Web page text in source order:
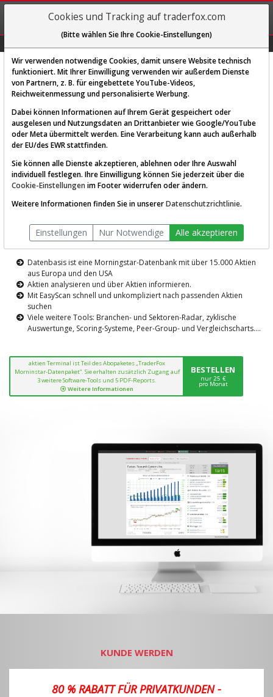
REGIS-
TRIEREN
Diese Funktion ist nur für
AKTIEN-TERMINAL
Die Aktienanalyse-Plattform von
TraderFox
Datenbasis ist eine Morningstar-Datenbank mit über 15.000 Aktien
aus Europa und den USA
Aktien analysieren und über Aktien informieren.
Mit EasyScan schnell und unkompliziert nach passenden Aktien
suchen
Viele weitere Tools: Branchen- und Sektoren-Radar, zyklische
Auswertunge, Scoring-Systeme, Peer-Group- und Vergleichscharts....
aktien Terminal ist Teil des Abopaketes „TraderFox
Morninstar-Datenpaket“. Sie erhalten zusätzlich Zugang auf
3 weitere Software-Tools und 5 PDF-Reports.
Weitere Informationen
BESTELLEN
nur 25 €
pro Monat
KUNDE WERDEN
80 % RABATT FÜR PRIVATKUNDEN -
Cookies und Tracking auf traderfox.com
(Bitte wählen Sie Ihre Cookie-Einstellungen)
Wir verwenden notwendige Cookies, damit unsere Website technisch
funktioniert. Mit Ihrer Einwilligung verwenden wir außerdem Dienste
von Partnern, z. B. für eingebettete YouTube-Videos,
Reichweitenmessung und personalisierte Werbung.
Dabei können Informationen auf Ihrem Gerät gespeichert oder
ausgelesen und Nutzungsdaten an Drittanbieter wie Google/YouTube
oder Meta übermittelt werden. Eine Verarbeitung kann auch außerhalb
der EU/des EWR stattfinden.
Sie können alle Dienste akzeptieren, ablehnen oder Ihre Auswahl
individuell festlegen. Ihre Einwilligung können Sie jederzeit über die
Cookie-Einstellungen im Footer widerrufen oder ändern.
Weitere Informationen finden Sie in unsererDatenschutzrichtlinie.
Einstellungen Nur Notwendige Alle akzeptieren